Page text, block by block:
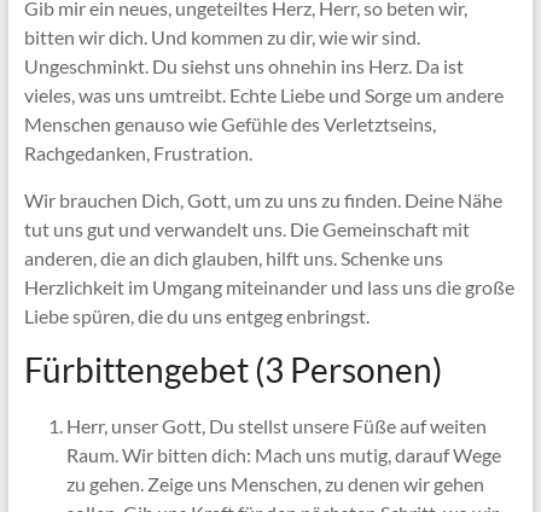
Gib mir ein neues, ungeteiltes Herz, Herr, so beten wir,
bitten wir dich. Und kommen zu dir, wie wir sind.
Ungeschminkt. Du siehst uns ohnehin ins Herz. Da ist
vieles, was uns umtreibt. Echte Liebe und Sorge um andere
Menschen genauso wie Gefühle des Verletztseins,
Rachgedanken, Frustration.
Wir brauchen Dich, Gott, um zu uns zu finden. Deine Nähe
tut uns gut und verwandelt uns. Die Gemeinschaft mit
anderen, die an dich glauben, hilft uns. Schenke uns
Herzlichkeit im Umgang miteinander und lass uns die große
Liebe spüren, die du uns entgeg enbringst.
Fürbittengebet (3 Personen)
Herr, unser Gott, Du stellst unsere Füße auf weiten
Raum. Wir bitten dich: Mach uns mutig, darauf Wege
zu gehen. Zeige uns Menschen, zu denen wir gehen